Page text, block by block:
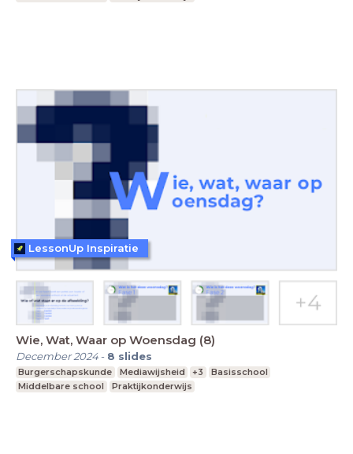
Wie, Wat, Waar op Woensdag (8)
December 2024- 8 slides
Burgerschapskunde Mediawijsheid +3
Basisschool
Middelbare school
Praktijkonderwijs
LessonUp Inspiratie